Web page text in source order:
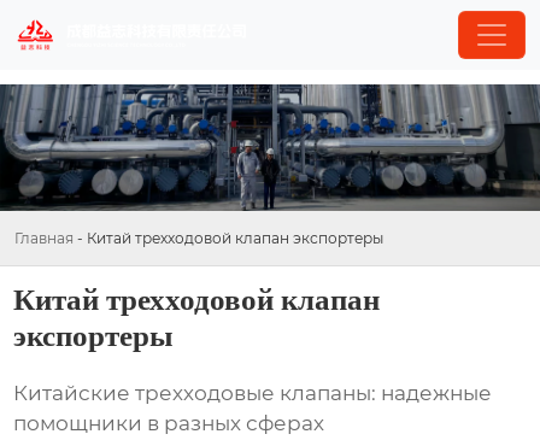
Главная - Китай трехходовой клапан экспортеры
Китай трехходовой клапан
экспортеры
Китайские трехходовые клапаны: надежные
помощники в разных сферах